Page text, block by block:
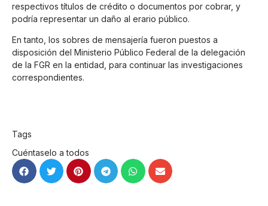
respectivos títulos de crédito o documentos por cobrar, y
podría representar un daño al erario público.
En tanto, los sobres de mensajería fueron puestos a
disposición del Ministerio Público Federal de la delegación
de la FGR en la entidad, para continuar las investigaciones
correspondientes.
Tags
Cuéntaselo a todos